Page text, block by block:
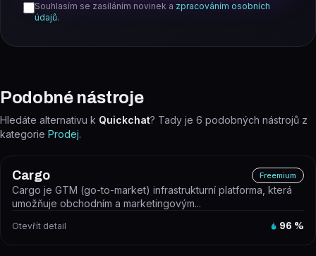
Souhlasím se zasíláním novinek a zpracováním osobních
údajů.
Podobné nástroje
Hledáte alternativu k Quickchat? Tady je 6 podobných nástrojů z
kategorie Prodej.
Cargo Freemium
Cargo je GTM (go-to-market) infrastrukturní platforma, která
umožňuje obchodním a marketingovým...
Otevřít detail 96 %